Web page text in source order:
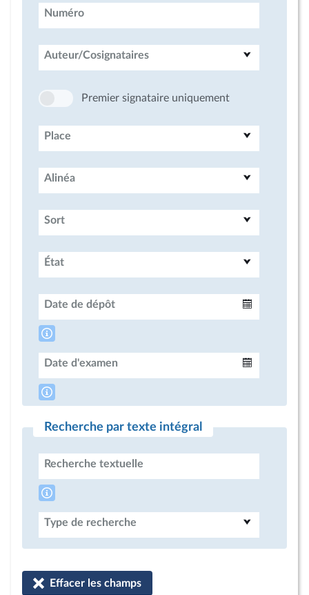
Numéro
Auteur/Cosignataires
Premier signataire uniquement
Place
Alinéa
Sort
État
Date de dépôt
Date d'examen
Recherche par texte intégral
Recherche textuelle
Type de recherche
Effacer les champs